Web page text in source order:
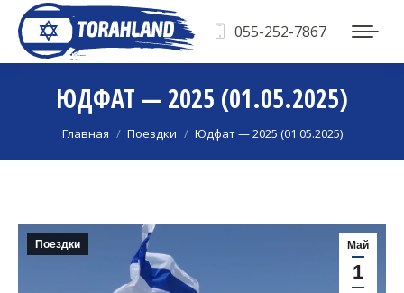
055-252-7867
ЮДФАТ — 2025 (01.05.2025)
Вы здесь:
Главная Поездки Юдфат — 2025 (01.05.2025)
Май
1
Поездки